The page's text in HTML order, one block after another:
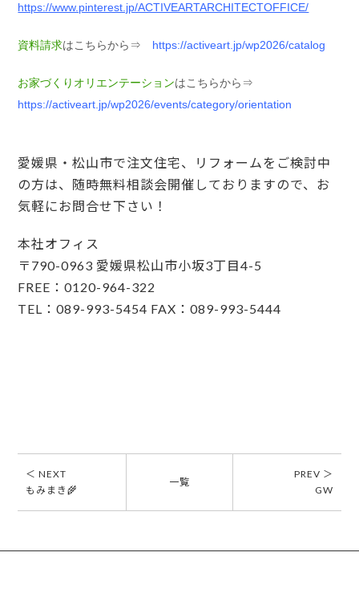
https://www.pinterest.jp/ACTIVEARTARCHITECTOFFICE/
資料請求はこちらから⇒ https://activeart.jp/wp2026/catalog
お家づくりオリエンテーションはこちらから⇒
https://activeart.jp/wp2026/events/category/orientation
愛媛県・松山市で注文住宅、リフォームをご検討中
の方は、随時無料相談会開催しておりますので、お
気軽にお問合せ下さい！
本社オフィス
〒790-0963 愛媛県松山市小坂3丁目4-5
FREE：0120-964-322
TEL：089-993-5454 FAX：089-993-5444
＜ NEXT
もみまき🌾
一覧
PREV ＞
GW